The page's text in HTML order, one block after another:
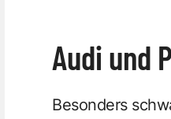
Audi und
Besonders